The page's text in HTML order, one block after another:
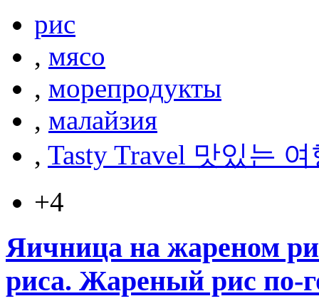
рис
, мясо
, морепродукты
, малайзия
, Tasty Travel 맛있는 여
+4
Яичница на жареном
риса. Жареный рис по-